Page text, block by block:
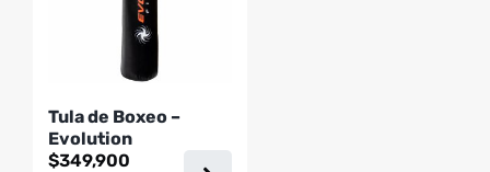
elegir
en
Tula de Boxeo –
Evolution
$349,900